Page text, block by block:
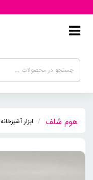
ابزار آشپزخانه